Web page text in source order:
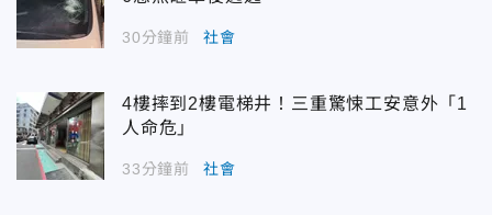
30分鐘前 社會
4樓摔到2樓電梯井！三重驚悚工安意外「1
人命危」
33分鐘前 社會